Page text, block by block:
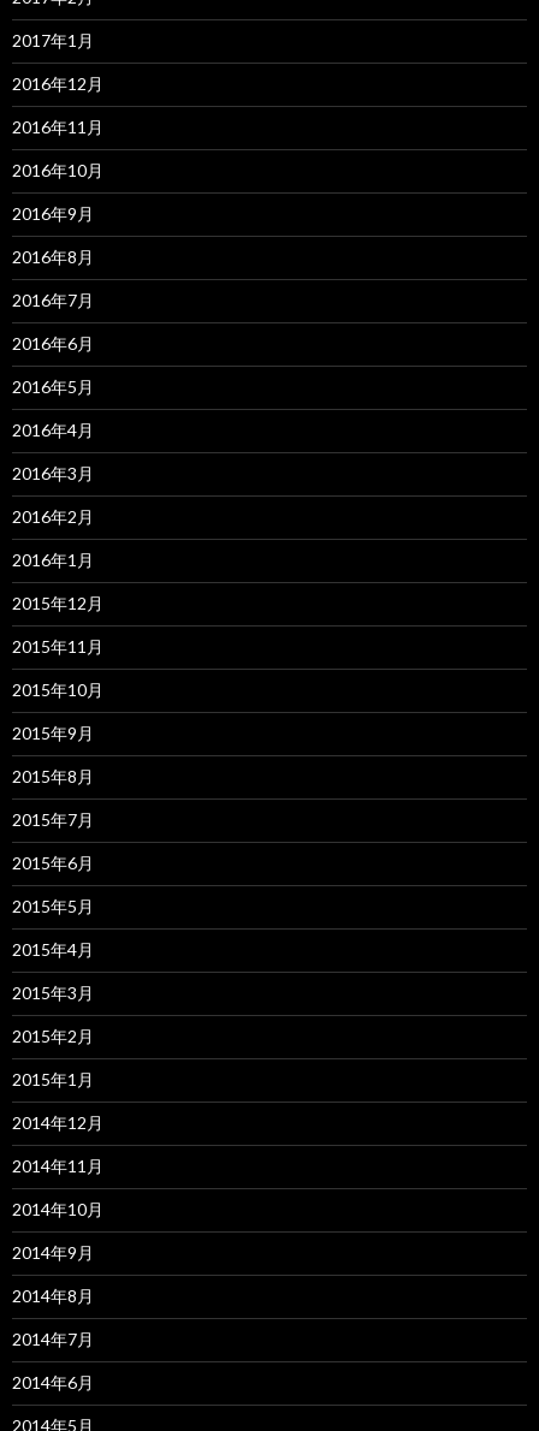
2017年1月
2016年12月
2016年11月
2016年10月
2016年9月
2016年8月
2016年7月
2016年6月
2016年5月
2016年4月
2016年3月
2016年2月
2016年1月
2015年12月
2015年11月
2015年10月
2015年9月
2015年8月
2015年7月
2015年6月
2015年5月
2015年4月
2015年3月
2015年2月
2015年1月
2014年12月
2014年11月
2014年10月
2014年9月
2014年8月
2014年7月
2014年6月
2014年5月